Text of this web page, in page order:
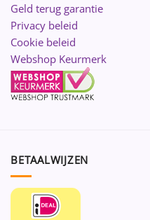
Geld terug garantie
Privacy beleid
Cookie beleid
Webshop Keurmerk
BETAALWIJZEN